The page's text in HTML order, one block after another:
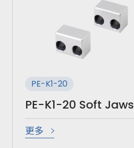
PE-K1-20
PE-K1-20 Soft Jaws
更多